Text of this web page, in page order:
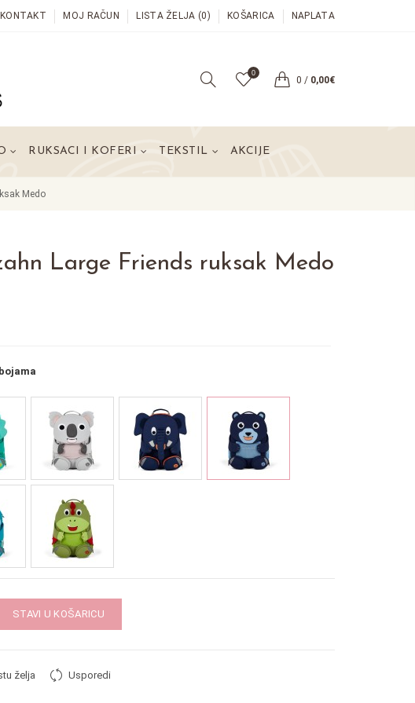
KONTAKT MOJ RAČUN LISTA ŽELJA (0) KOŠARICA NAPLATA
0
0 / 0,00€
RUKSACI I KOFERI TEKSTIL AKCIJE
Medo
Large Friends ruksak Medo
STAVI U KOŠARICU
želja Usporedi